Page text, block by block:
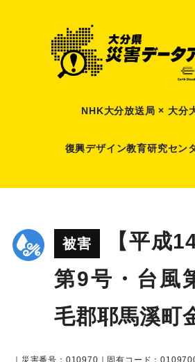
NHK大分放送局 × 大分
復興デザイン教育研究セン
被害
【平成
第9号・台風
毛郡耶馬溪町
｜災害番号：010970｜固有コード：